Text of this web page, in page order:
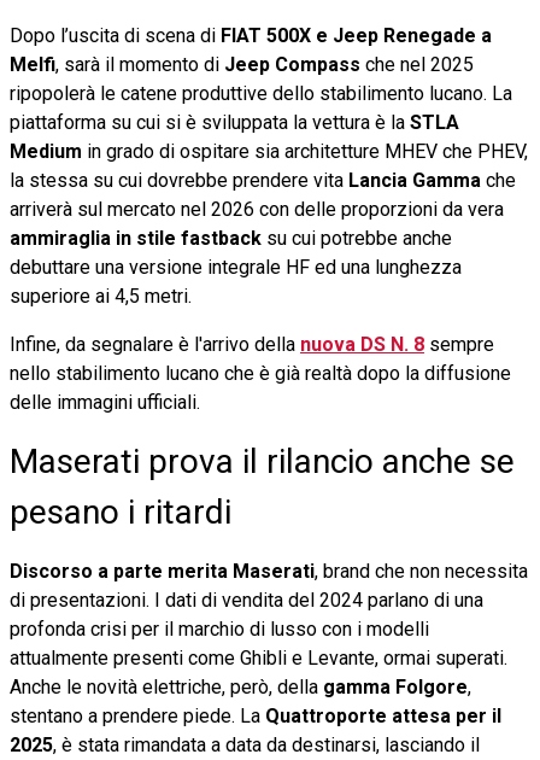
Dopo l’uscita di scena di FIAT 500X e Jeep Renegade a
Melfi, sarà il momento di Jeep Compass che nel 2025
ripopolerà le catene produttive dello stabilimento lucano. La
piattaforma su cui si è sviluppata la vettura è la STLA
Medium in grado di ospitare sia architetture MHEV che PHEV,
la stessa su cui dovrebbe prendere vita Lancia Gamma che
arriverà sul mercato nel 2026 con delle proporzioni da vera
ammiraglia in stile fastback su cui potrebbe anche
debuttare una versione integrale HF ed una lunghezza
superiore ai 4,5 metri.
Infine, da segnalare è l'arrivo della nuova DS N. 8 sempre
nello stabilimento lucano che è già realtà dopo la diffusione
delle immagini ufficiali.
Maserati prova il rilancio anche se
pesano i ritardi
Discorso a parte merita Maserati, brand che non necessita
di presentazioni. I dati di vendita del 2024 parlano di una
profonda crisi per il marchio di lusso con i modelli
attualmente presenti come Ghibli e Levante, ormai superati.
Anche le novità elettriche, però, della gamma Folgore,
stentano a prendere piede. La Quattroporte attesa per il
2025, è stata rimandata a data da destinarsi, lasciando il